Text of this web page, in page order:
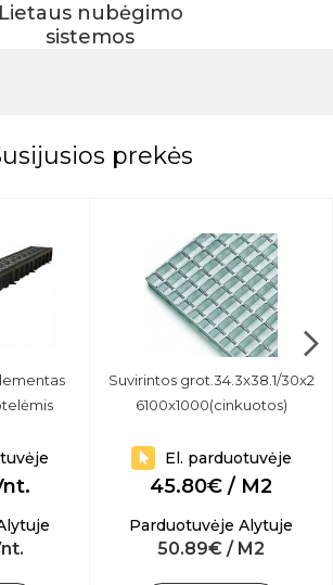
Lietaus nubėgimo
sistemos
prekės
Suvirintos grot.34.3x38.1/30x2
6100x1000(cinkuotos)
El. parduotuvėje
45.80€ / M2
Parduotuvėje Alytuje
50.89€ / M2